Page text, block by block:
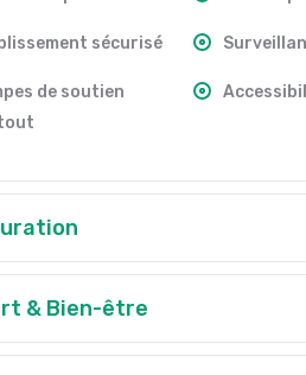
sécurisé
de soutien
& Bien-être